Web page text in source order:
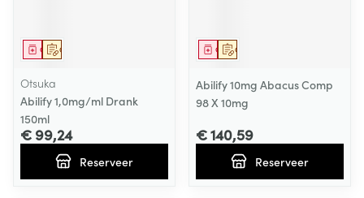
Op voorschrift
Geneesmiddel
Otsuka
Abilify 1,0mg/ml Drank
150ml
€ 99,24
Reserveer
Op voorschrift
Geneesmiddel
Abilify 10mg Abacus Comp
98 X 10mg
€ 140,59
Reserveer